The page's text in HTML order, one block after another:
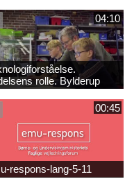
04:10
rolle. Bylderup
00:45
respons-lang-5-11